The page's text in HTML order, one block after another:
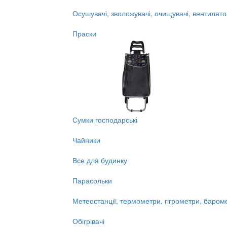
Осушувачі, зволожувачі, очищувачі,
Праски
Сумки господарські
Чайники
Все для будинку
Парасольки
Метеостанції, термометри, гігрометри,
Обігрівачі